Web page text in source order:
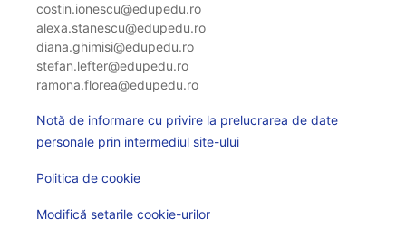
costin.ionescu@edupedu.ro
alexa.stanescu@edupedu.ro
diana.ghimisi@edupedu.ro
stefan.lefter@edupedu.ro
ramona.florea@edupedu.ro
Notă de informare cu privire la prelucrarea de date
personale prin intermediul site-ului
Politica de cookie
Modifică setarile cookie-urilor